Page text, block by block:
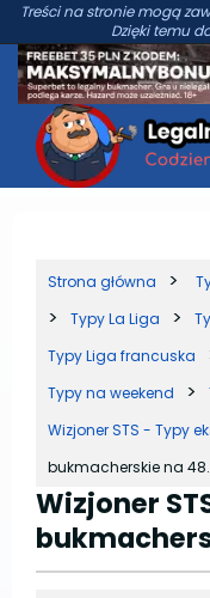
Treści na stronie mogą
Dzięki temu
Strona główna
Typy La Liga
Typy Liga francuska
Typy na weekend
Wizjoner STS - Typy
bukmacherskie na 48.
Wizjoner